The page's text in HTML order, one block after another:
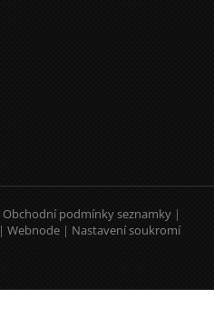
Obchodní podmínky seznamky |
| Webnode | Nastavení soukromí